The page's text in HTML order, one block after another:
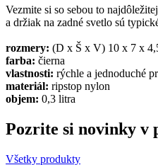
Vezmite si so sebou to
a držiak na zadné svetlo sú
rozmery: (D x Š x V) 10 x 7 x
farba: čierna
vlastnosti: rýchle a jednoduché
materiál: ripstop nylon
objem: 0,3 litra
Pozrite si novinky v
Všetky produkty